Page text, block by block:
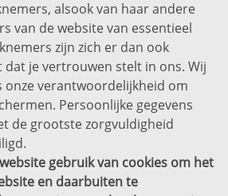
301
alsook van haar andere
van de website van essentieel
zijn zich er dan ook
dat je vertrouwen stelt in ons. Wij
onze verantwoordelijkheid om
Persoonlijke gegevens
de grootste zorgvuldigheid
gebruik van cookies om het
en daarbuiten te